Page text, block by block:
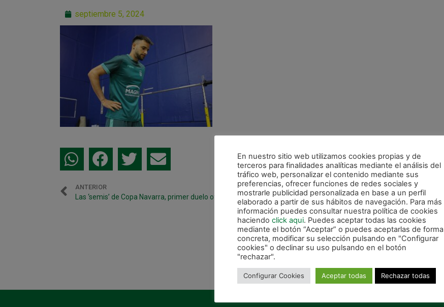
septiembre 5, 2024
ANTERIOR
Las ‘semis’ de Copa Navarra, primer duelo oficial de la temporada
En nuestro sitio web utilizamos cookies propias y de
terceros para finalidades analíticas mediante el análisis del
tráfico web, personalizar el contenido mediante sus
preferencias, ofrecer funciones de redes sociales y
mostrarle publicidad personalizada en base a un perfil
elaborado a partir de sus hábitos de navegación. Para más
información puedes consultar nuestra política de cookies
haciendo click aqui. Puedes aceptar todas las cookies
mediante el botón “Aceptar” o puedes aceptarlas de forma
concreta, modificar su selección pulsando en "Configurar
cookies" o declinar su uso pulsando en el botón
"rechazar".
Configurar Cookies Aceptar todas Rechazar todas